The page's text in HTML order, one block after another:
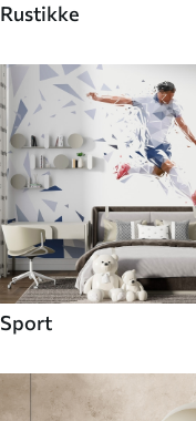
Rustikke
Sport